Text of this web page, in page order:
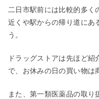
二日市駅前には比較的多く
近くや駅からの帰り道にあ
う。
ドラッグストアは先ほど
で、お休みの日の買い物は
また、第一類医薬品の取り